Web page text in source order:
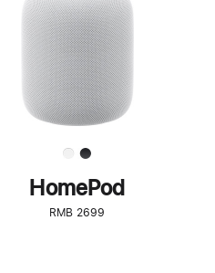
了
解
HomePod<
HomePod
RMB 2699